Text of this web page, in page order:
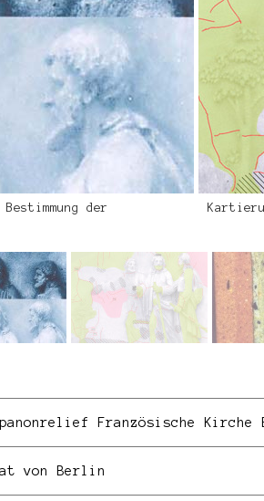
der
Französische Kirche
von Berlin